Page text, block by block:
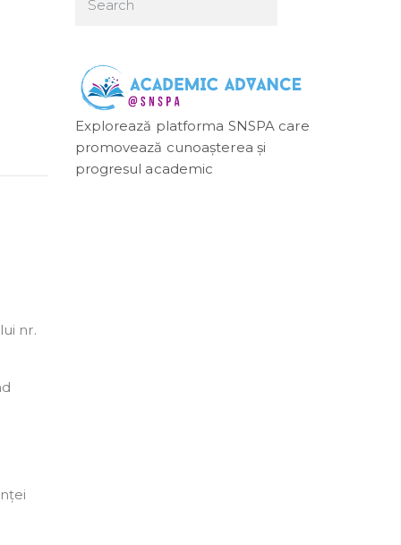
nr.
Explorează platforma SNSPA care
promovează cunoașterea și
progresul academic